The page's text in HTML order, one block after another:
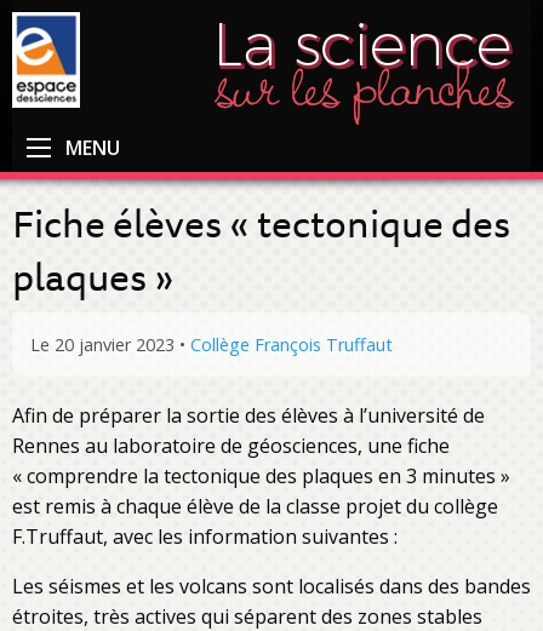
MENU
Fiche élèves « tectonique des
plaques »
Le 20 janvier 2023 • Collège François Truffaut
Afin de préparer la sortie des élèves à l’université de
Rennes au laboratoire de géosciences, une fiche
« comprendre la tectonique des plaques en 3 minutes »
est remis à chaque élève de la classe projet du collège
F.Truffaut, avec les information suivantes :
Les séismes et les volcans sont localisés dans des bandes
étroites, très actives qui séparent des zones stables